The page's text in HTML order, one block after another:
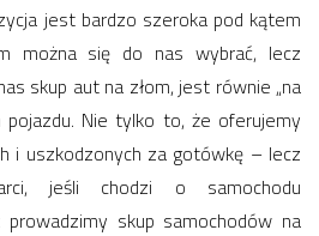
jest bardzo szeroka pod kątem
można się do nas wybrać, lecz
skup aut na złom, jest równie „na
Nie tylko to, że oferujemy
i uszkodzonych za gotówkę – lecz
jeśli chodzi o samochodu
skup samochodów na